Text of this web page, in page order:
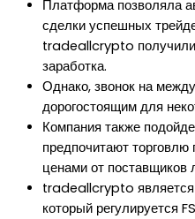
Платформа позволяла
сделки успешных
tradeallcrypto получили
заработка.
Однако, звонок на
дорогостоящим для
Компания также
предпочитают
ценами от поставщиков
tradeallcrypto
который регулируется